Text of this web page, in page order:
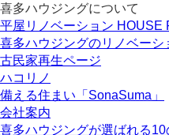
喜多ハウジングについて
平屋リノベーション HOUSE
喜多ハウジングのリノベーシ
古民家再生ページ
ハコリノ
備える住まい「SonaSuma」
会社案内
喜多ハウジングが選ばれる10